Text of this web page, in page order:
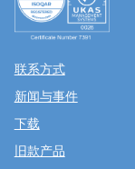
联系方式
新闻与事件
下载
旧款产品